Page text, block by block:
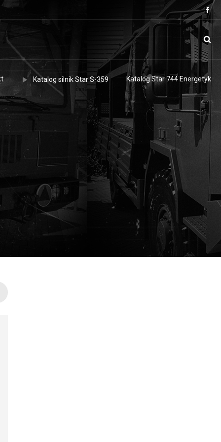
Katalog silnik Star S-359 Katalog Star 744 Energetyk